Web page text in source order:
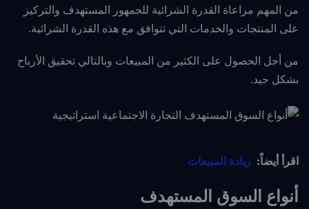
من المهم مراعاة القدرة الشرائية للجمهور المستهدف والتركيز
على المنتجات والخدمات التي تتوافق مع هذه القدرة الشرائية.
من أجل الحصول على الكثير من المبيعات وبالتالي تحقيق الأرباح
بشكل جيد.
اقرأ أيضاً: زيادة المبيعات
أنواع السوق المستهدف